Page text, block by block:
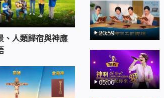
、人類歸宿與神應
20:59
05:06